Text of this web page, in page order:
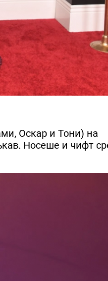
Оскар и Тони) на
Носеше и чифт